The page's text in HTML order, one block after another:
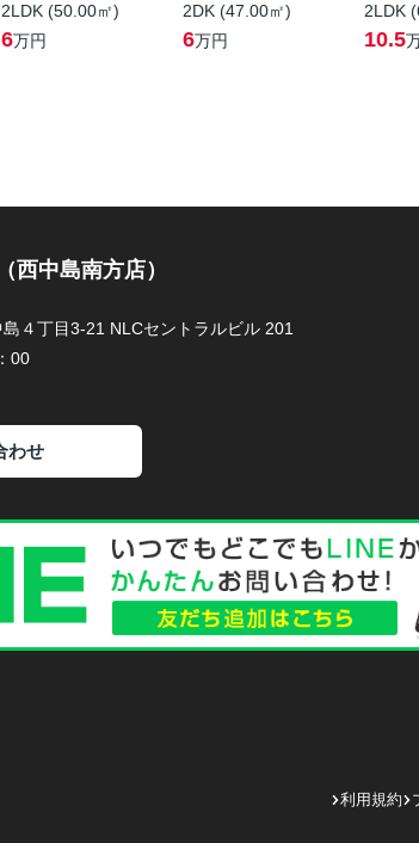
2LDK (50.00㎡)
6万円
2DK (47.00㎡)
6万円
2LDK
10.5
西中島南方店）
４丁目3-21 NLCセントラルビル 201
00
わせ
利用規約